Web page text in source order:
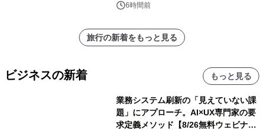
6時間前
旅行の新着をもっと見る
ビジネスの新着 もっと見る
業務システム刷新の「見えていない課
題」にアプローチ。AI×UX専門家の要
求定義メソッド【8/26無料ウェビナ